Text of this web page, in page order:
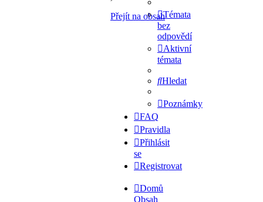
Přejít na obsahTémata
bez
odpovědí
Aktivní
témata
Hledat
Poznámky
FAQ
Pravidla
Přihlásit
se
Registrovat
Domů
Obsah